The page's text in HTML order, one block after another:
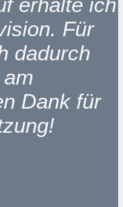
Für
dadurch
Dank für